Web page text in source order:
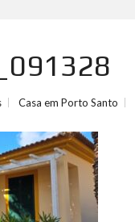
Casa em Porto Santo